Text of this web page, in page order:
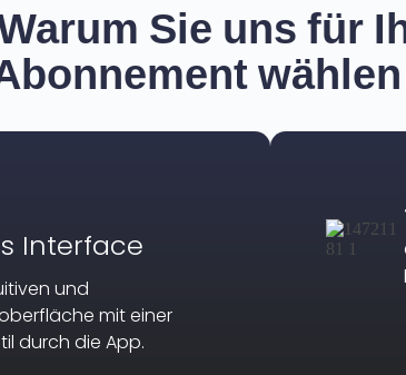
Sie uns für
Interface
und
mit einer
durch die App.